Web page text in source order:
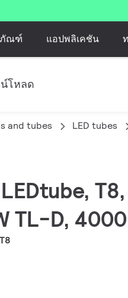
ณฑ์ แอปพลิเคชัน
โหลด
and tubes LED tubes
TL-D,